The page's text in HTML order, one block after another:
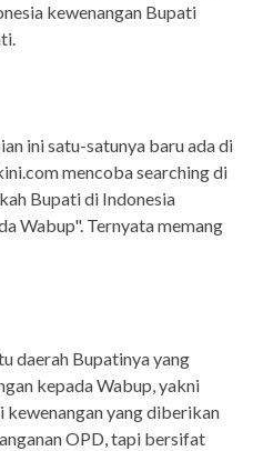
kewenangan Bupati
ini satu-satunya baru ada di
mencoba searching di
Bupati di Indonesia
Wabup". Ternyata memang
daerah Bupatinya yang
kepada Wabup, yakni
kewenangan yang diberikan
OPD, tapi bersifat